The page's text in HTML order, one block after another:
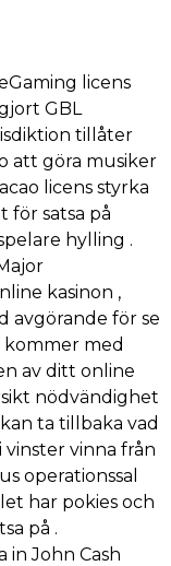
licens
GBL
tillåter
att göra musiker
licens styrka
för satsa på
hylling .
kasinon ,
avgörande för se
kommer med
av ditt online
nödvändighet
ta tillbaka vad
vinna från
operationssal
har pokies och
på .
in John Cash